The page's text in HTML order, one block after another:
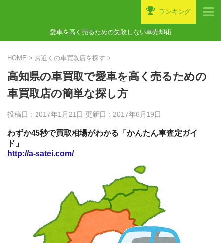
ランキング
愛車を高く売るための失敗しない車売却術
HOME > お近くの車買取店を探す >
高知県の車買取で愛車を高く売るための
車買取店の簡単な探し方
投稿日：2017年1月21日 更新日： 2017年6月19日
わずか45秒で買取相場がわかる「かんたん車査定ガイ
ド」
http://a-satei.com/